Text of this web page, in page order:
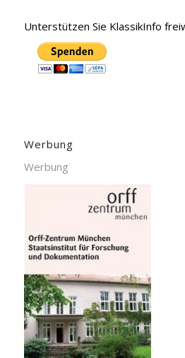
Unterstützen Sie KlassikInfo
Werbung
Werbung